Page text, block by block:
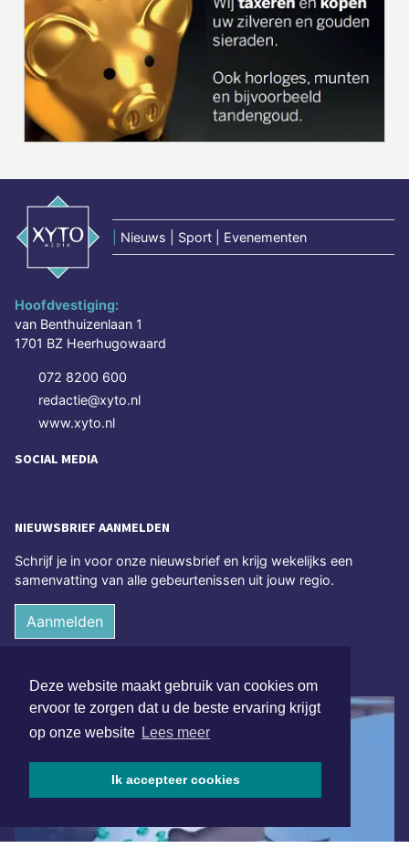
Deze website maakt gebruik van cookies om
ervoor te zorgen dat u de beste ervaring krijgt
op onze website Lees meer
Ik accepteer cookies
Nieuws | Sport | Evenementen
Hoofdvestiging:
van Benthuizenlaan 1
1701 BZ Heerhugowaard
072 8200 600
redactie@xyto.nl
www.xyto.nl
SOCIAL MEDIA
NIEUWSBRIEF AANMELDEN
Schrijf je in voor onze nieuwsbrief en krijg wekelijks een
samenvatting van alle gebeurtenissen uit jouw regio.
Aanmelden